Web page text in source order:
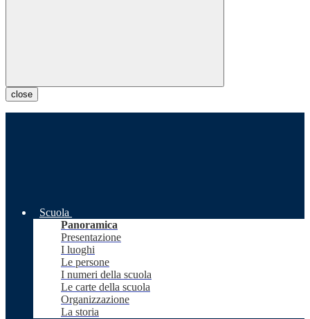
close
Scuola
Panoramica
Presentazione
I luoghi
Le persone
I numeri della scuola
Le carte della scuola
Organizzazione
La storia